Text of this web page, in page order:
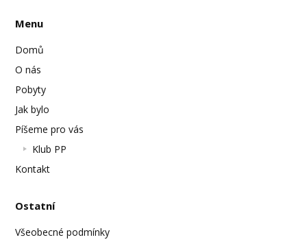
Menu
Domů
O nás
Pobyty
Jak bylo
Píšeme pro vás
Klub PP
Kontakt
Ostatní
Všeobecné podmínky